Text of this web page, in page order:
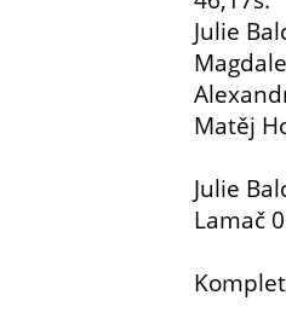
Julie
Matěj
Julie
Lamač